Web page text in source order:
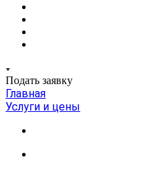
Подать заявку
Главная
Услуги и цены